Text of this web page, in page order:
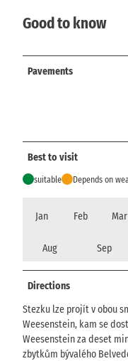
Good to know
Pavements
Best to visit
suitable Depends on
Jan Feb Mar
Aug Sep
Directions
Stezku lze projít v obou
Weesenstein, kam se
Weesenstein za deset
zbytkům bývalého